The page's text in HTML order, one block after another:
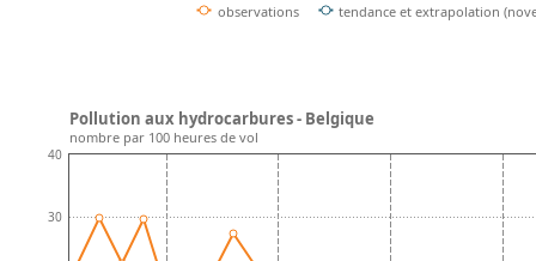
observations tendance et extrapolation
30
40
Pollution aux hydrocarbures - Belgique
nombre par 100 heures de vol